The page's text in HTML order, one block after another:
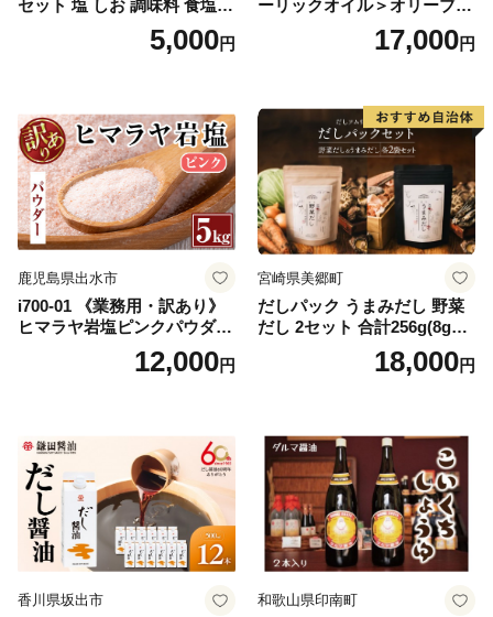
セット 塩 しお 調味料 食塩
天然 ミネラル 調味料 ソルト
salt 料理 味付 おにぎり 三重
5,000円
ーリックオイル＞オリーブオ
イルセット(200ml×2本) 日置
市 特産品 調味料 油 エキスト
ブ】
17,000円
鹿児島県出水市
i700-01 《業務用・訳あり》
ヒマラヤ岩塩ピンクパウダー
タイプ(5kg) 岩塩 塩 調味料
しお 保存料不使用 天然 パウ
ティースマイル】
12,000円
宮崎県美郷町
だしパック うまみだし 野菜
だし 2セット 合計256g(8g×8
パック×2種×2セット) [岡田商
店 宮崎県 美郷町 31ac0069]
18,000円
香川県坂出市 和歌山県印南町